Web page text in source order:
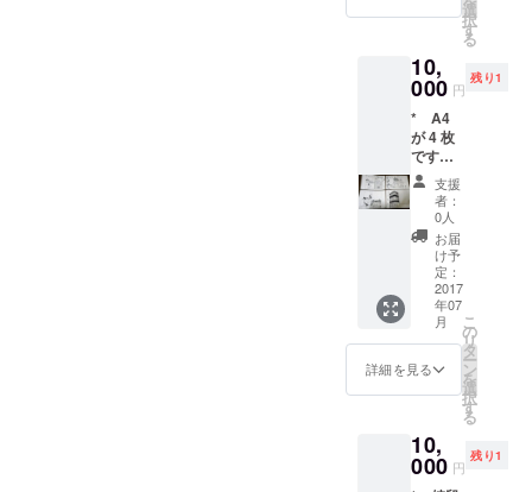
完成な
線画で
著作財
産権の
うち譲
渡され
るの
は、所
有権お
よび譲
渡権で
す。そ
の他の
著作財
産権の
支分権
は譲渡
されま
せん。
選
択
す
る
10,
000 円
残り1
* A4
が 4 枚
です。
用紙は
コピー
用紙で
す。 *
作者は
デジタ
ルで仕
上げて
いるの
で、原
画は未
完成な
線画で
著作財
産権の
うち譲
支援
者：
0人
お届
け予
定：
2017
年07
月
詳細を見る
こ
の
リ
タ
ー
ン
を
選
択
す
る
10,
000 円
残り1